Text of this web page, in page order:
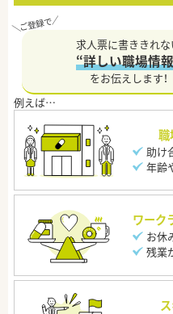
求人票に書ききれな
“詳しい職場情
をお伝えします！
職
助け
年齢
ワーク
お休
残業